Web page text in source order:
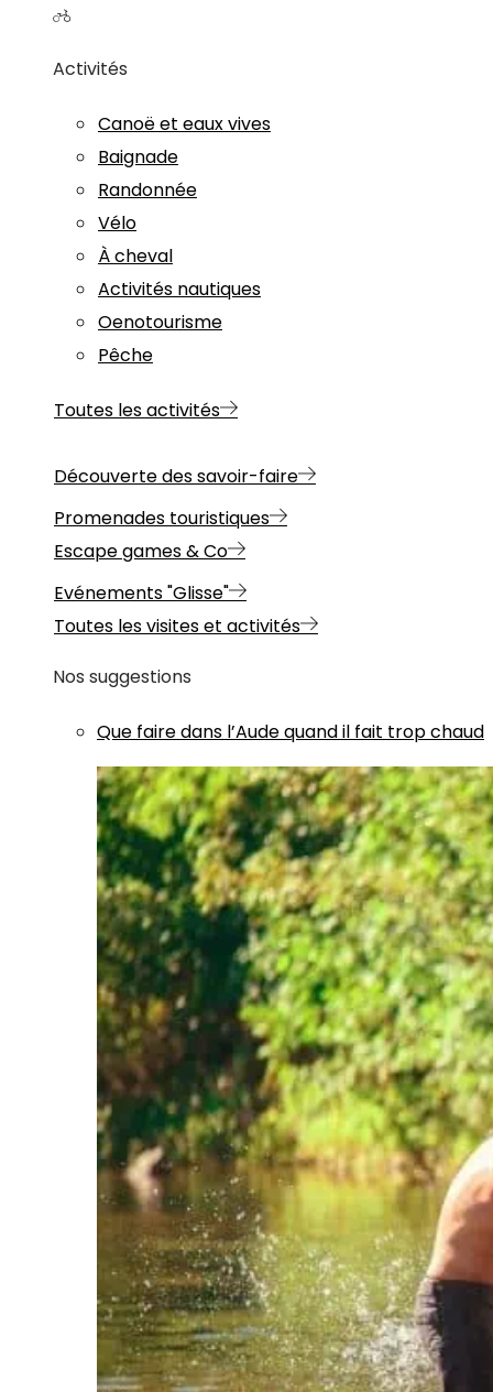
Activités
Canoë et eaux vives
Baignade
Randonnée
Vélo
À cheval
Activités nautiques
Oenotourisme
Pêche
Toutes les activités
Découverte des savoir-faire
Promenades touristiques
Escape games & Co
Evénements "Glisse"
Toutes les visites et activités
Nos suggestions
Que faire dans l’Aude quand il fait trop chaud